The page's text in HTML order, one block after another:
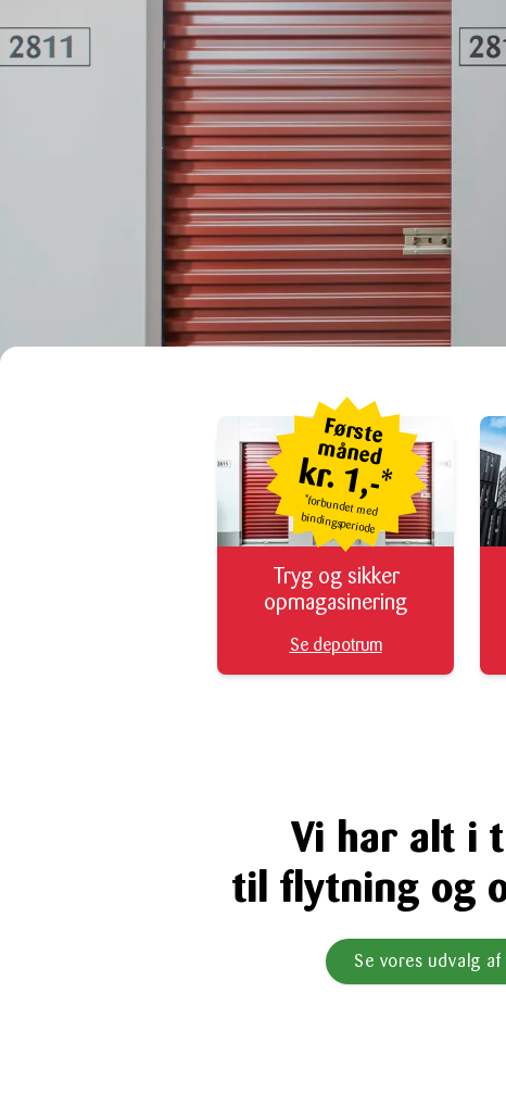
Første
måned
kr. 1,-*
*forbundet med
bindingsperiode
Tryg og sikker
opmagasinering
Se depotrum
Vi har alt i
til flytning og
Se vores udvalg